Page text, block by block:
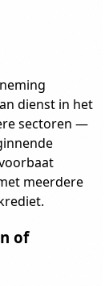
dienst in het
sectoren —
meerdere
of